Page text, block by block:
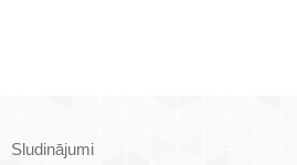
Sludinājumi